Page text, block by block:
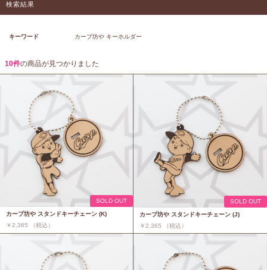
検索結果
キーワード カープ坊や キーホルダー
10件の商品が見つかりました
SOLD OUT
カープ坊や スタンドキーチェーン (K)
￥2,365 （税込）
SOLD OUT
カープ坊や スタンドキーチェーン (J)
￥2,365 （税込）